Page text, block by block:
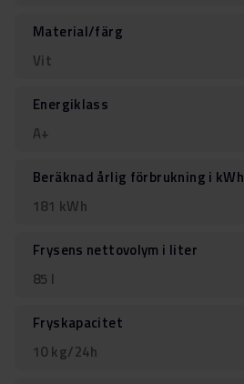
Material/färg
Vit
Energiklass
A+
Beräknad årlig förbrukning i kWh
181 kWh
Frysens nettovolym i liter
85 l
Fryskapacitet
10 kg/24h